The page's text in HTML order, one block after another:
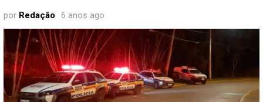
por Redação 6 anos ago